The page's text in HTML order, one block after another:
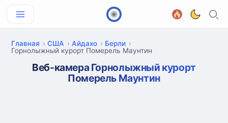
Главная США Айдахо
Берли
Горнолыжный курорт Померель Маунтин
Веб-камера Горнолыжный курорт
Померель Маунтин